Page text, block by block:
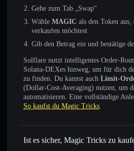
Gehe zum Tab „Swap“
Wähle MAGIC als den Token
verkaufen möchtest
Gib den Betrag ein und bestätige
Solflare nutzt intelligentes Order-
Solana-DEXes hinweg, um für dich
zu finden. Du kannst auch Limit-
(Dollar-Cost-Averaging) nutzen, um
automatisieren. Eine vollständige
So kaufst du Magic Tricks.
Ist es sicher, Magic Tricks zu